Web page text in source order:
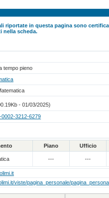
in questa pagina sono
nella scheda.
tempo pieno
- 01/03/2025)
3212-6279
Piano Ufficio
--- ---
viste/pagina_personale/